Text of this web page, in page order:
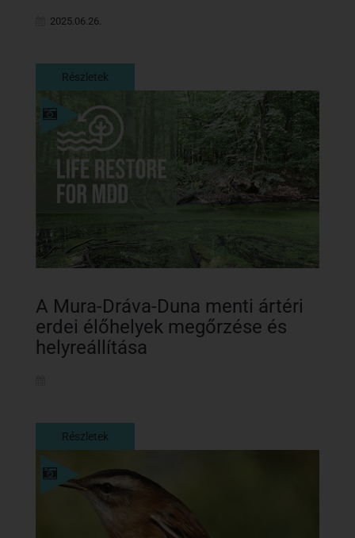
2025.06.26.
Részletek
Részletek
A Mura-Dráva-Duna menti ártéri
erdei élőhelyek megőrzése és
helyreállítása
Részletek
Részletek